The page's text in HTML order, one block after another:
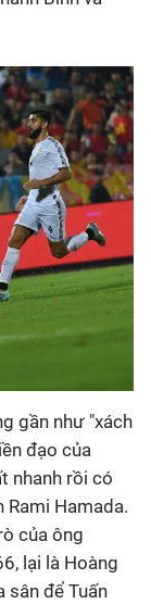
gần như "xách
đạo của
nhanh rồi có
Rami Hamada.
của ông
lại là Hoàng
để Tuấn